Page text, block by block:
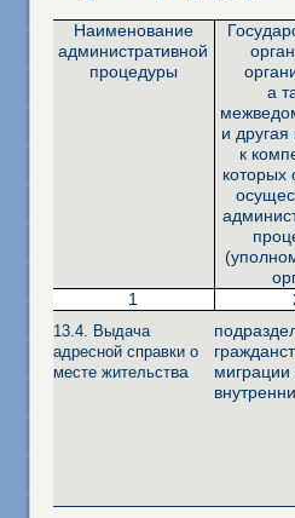
Наименование
административной
процедуры
а
и другая
к
которых
1
13.4. Выдача
адресной справки о
месте жительства
миграции